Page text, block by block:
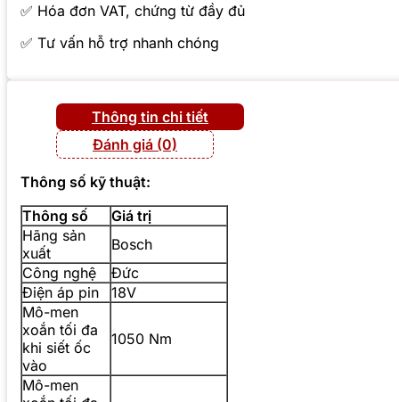
✅ Hóa đơn VAT, chứng từ đầy đủ
✅ Tư vấn hỗ trợ nhanh chóng
Thông tin chi tiết
Đánh giá (0)
Thông số kỹ thuật:
Thông số
Giá trị
Hãng sản
xuất
Bosch
Công nghệ
Đức
Điện áp pin
18V
Mô-men
xoắn tối đa
khi siết ốc
vào
1050 Nm
Mô-men